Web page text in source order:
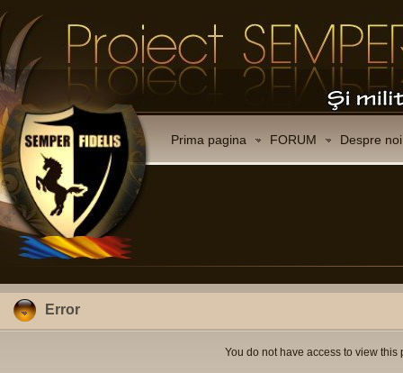
Prima pagina FORUM Despre noi
Error
You do not have access to view this